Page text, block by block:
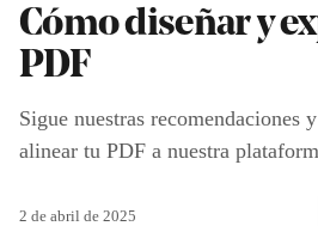
Cómo diseñar y
PDF
Sigue nuestras recomendaciones
alinear tu PDF a nuestra
2 de abril de 2025